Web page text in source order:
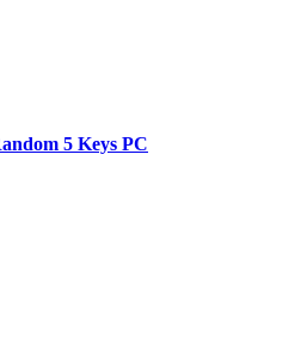
5 Keys PC